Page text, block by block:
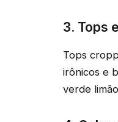
3. Tops
Tops
irônicos e
verde